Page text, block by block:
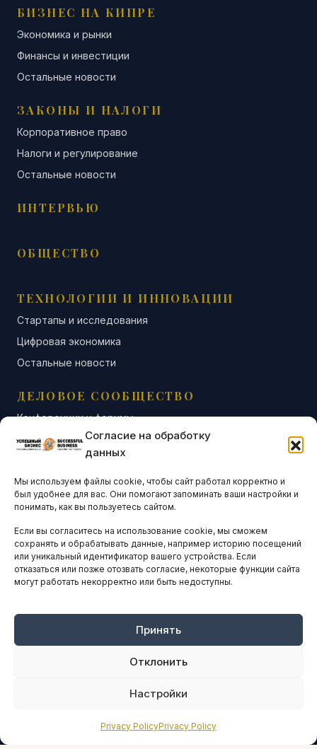
Согласие на обработку
данных
Мы используем файлы cookie, чтобы сайт работал корректно и
был удобнее для вас. Они помогают запоминать ваши настройки и
понимать, как вы пользуетесь сайтом.
Если вы согласитесь на использование cookie, мы сможем
сохранять и обрабатывать данные, например историю посещений
или уникальный идентификатор вашего устройства. Если
отказаться или позже отозвать согласие, некоторые функции сайта
могут работать некорректно или быть недоступны.
Принять
Отклонить
Настройки
Privacy PolicyPrivacy Policy
БИЗНЕС НА КИПРЕ
Экономика и рынки
Финансы и инвестиции
Остальные новости
ЗАКОНЫ И НАЛОГИ
Корпоративное право
Налоги и регулирование
Остальные новости
ИНТЕРВЬЮ
ОБЩЕСТВО
ТЕХНОЛОГИИ И ИННОВАЦИИ
Стартапы и исследования
Цифровая экономика
Остальные новости
ДЕЛОВОЕ СООБЩЕСТВО
Конференции и форумы
Бизнес-клубы и ассоциации
Остальные новости
АНАЛИТИКА И СТАТИСТИКА
ARTICLES IN ENGLISH
НАВИГАЦИЯ
Оплата онлайн